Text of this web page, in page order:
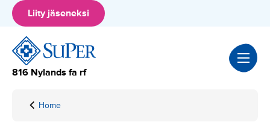
Hyppää
sisältöön
Liity jäseneksi
816 Nylands fa rf
Home
Din